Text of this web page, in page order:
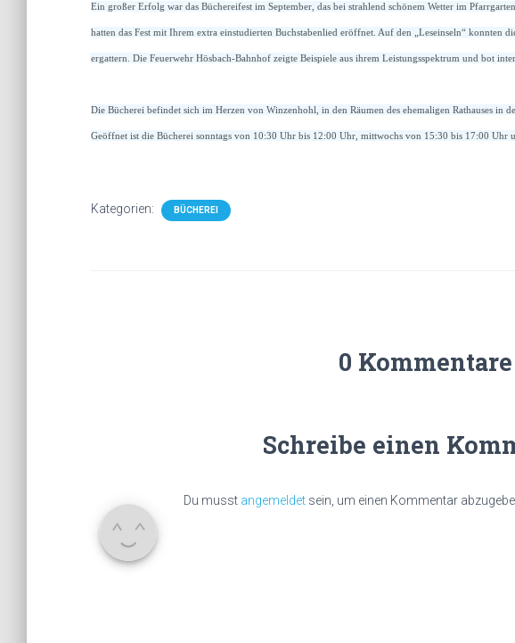
Ein großer Erfolg war das Büchereifest im September, das bei strahlend schönem Wetter im
hatten das Fest mit Ihrem extra einstudierten Buchstabenlied eröffnet. Auf den „Leseinseln“ konnten
ergattern. Die Feuerwehr Hösbach-Bahnhof zeigte Beispiele aus ihrem Leistungsspektrum und bot
Die Bücherei befindet sich im Herzen von Winzenhohl, in den Räumen des ehemaligen Rathauses in
Geöffnet ist die Bücherei sonntags von 10:30 Uhr bis 12:00 Uhr, mittwochs von 15:30 bis 17:00 Uhr
Kategorien: BÜCHEREI
0 Kommentare
Schreibe einen
Du musst angemeldet sein, um einen Kommentar